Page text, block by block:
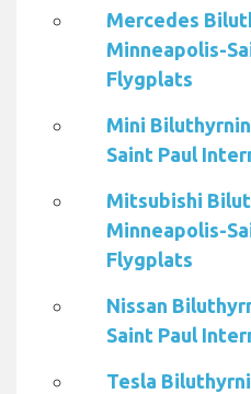
Mercedes
Minneapolis-
Flygplats
Mini
Saint Paul
Mitsubishi
Minneapolis-
Flygplats
Nissan
Saint Paul
Tesla